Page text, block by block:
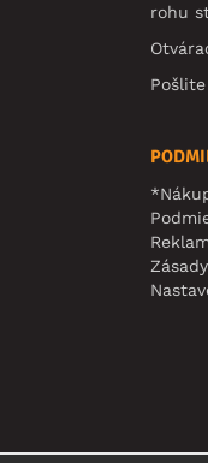
rohu